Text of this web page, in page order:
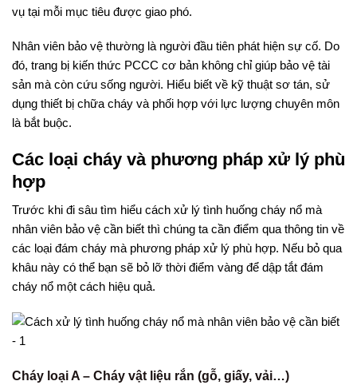
vụ tại mỗi mục tiêu được giao phó.
Nhân viên bảo vệ thường là người đầu tiên phát hiện sự cố. Do
đó, trang bị kiến thức PCCC cơ bản không chỉ giúp bảo vệ tài
sản mà còn cứu sống người. Hiểu biết về kỹ thuật sơ tán, sử
dụng thiết bị chữa cháy và phối hợp với lực lượng chuyên môn
là bắt buộc.
Các loại cháy và phương pháp xử lý phù
hợp
Trước khi đi sâu tìm hiểu cách xử lý tình huống cháy nổ mà
nhân viên bảo vệ cần biết thì chúng ta cần điểm qua thông tin về
các loại đám cháy mà phương pháp xử lý phù hợp. Nếu bỏ qua
khâu này có thể bạn sẽ bỏ lỡ thời điểm vàng để dập tắt đám
cháy nổ một cách hiệu quả.
Cháy loại A – Cháy vật liệu rắn (gỗ, giấy, vải…)